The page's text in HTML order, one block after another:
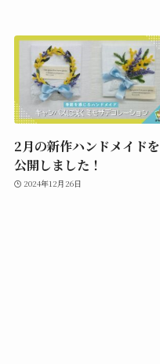
2月の新作ハンドメイドを
公開しました！
2024年12月26日